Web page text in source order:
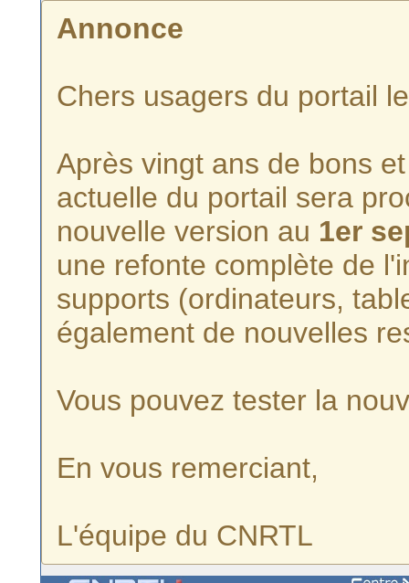
Annonce
Chers usagers du portail
Après vingt ans de bons
actuelle du portail sera
nouvelle version au 1er
une refonte complète de
supports (ordinateurs,
également de nouvelles
Vous pouvez tester la
En vous remerciant,
L'équipe du CNRTL